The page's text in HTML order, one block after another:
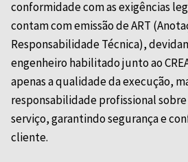
conformidade com as exigências
contam com emissão de ART
Responsabilidade Técnica),
engenheiro habilitado junto ao
apenas a qualidade da execução,
responsabilidade profissional
serviço, garantindo segurança e
cliente.